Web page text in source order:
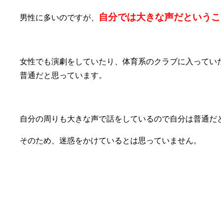
男性に多いのですが、 自分では大きな声だという
女性でも演劇をしていたり、体育系のクラブに入って
普通だと思っています。
自分の周りも大きな声で話をしているので自分は普通だ
そのため、迷惑をかけているとは思っていません。